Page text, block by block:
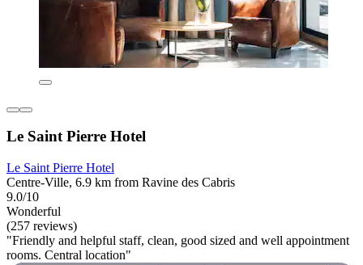
Le Saint Pierre Hotel
Le Saint Pierre Hotel
Centre-Ville, 6.9 km from Ravine des Cabris
9.0/10
Wonderful
(257 reviews)
"Friendly and helpful staff, clean, good sized and well appointment
rooms. Central location"